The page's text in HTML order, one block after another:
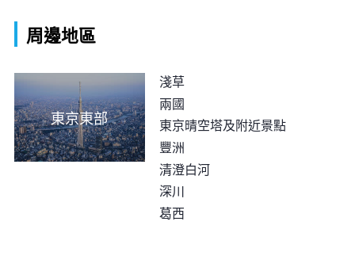
周邊地區
東京東部
淺草
兩國
東京晴空塔及附近景點
豐洲
清澄白河
深川
葛西